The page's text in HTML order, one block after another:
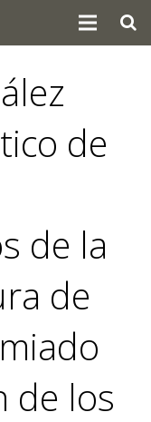
de
de la
de
de los